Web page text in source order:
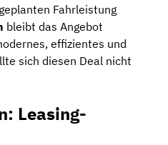
Fahrleistung
bleibt das Angebot
effizientes und
sich diesen Deal nicht
Leasing-